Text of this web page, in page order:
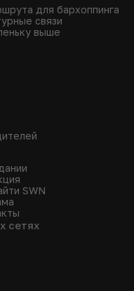
для бархоппинга
связи
выше
SWN
сетях